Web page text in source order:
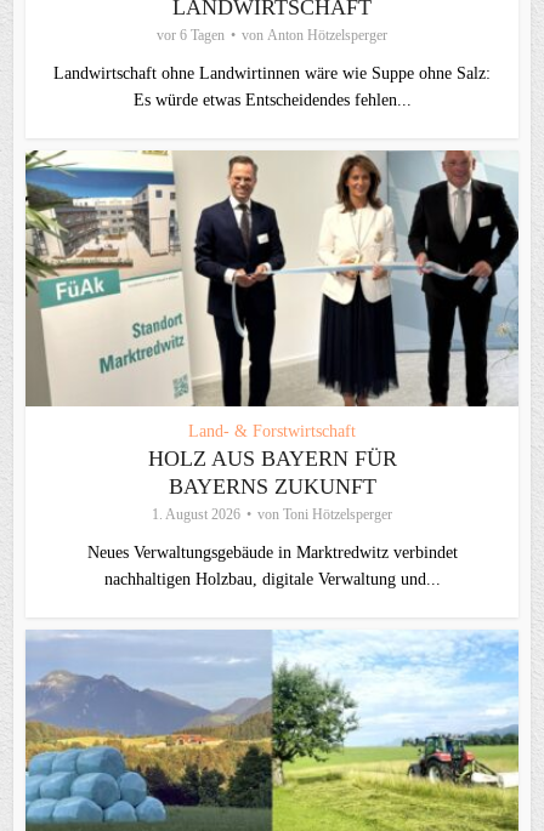
LANDWIRTSCHAFT
vor 6 Tagen von Anton Hötzelsperger
Landwirtschaft ohne Landwirtinnen wäre wie Suppe ohne Salz:
Es würde etwas Entscheidendes fehlen...
Land- & Forstwirtschaft
HOLZ AUS BAYERN FÜR
BAYERNS ZUKUNFT
1. August 2026 von Toni Hötzelsperger
Neues Verwaltungsgebäude in Marktredwitz verbindet
nachhaltigen Holzbau, digitale Verwaltung und...